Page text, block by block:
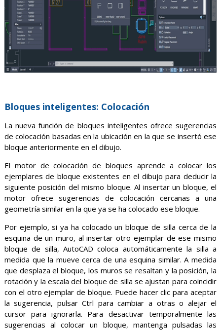
Bloques inteligentes: Colocación
La nueva función de bloques inteligentes ofrece sugerencias
de colocación basadas en la ubicación en la que se insertó ese
bloque anteriormente en el dibujo.
El motor de colocación de bloques aprende a colocar los
ejemplares de bloque existentes en el dibujo para deducir la
siguiente posición del mismo bloque. Al insertar un bloque, el
motor ofrece sugerencias de colocación cercanas a una
geometría similar en la que ya se ha colocado ese bloque.
Por ejemplo, si ya ha colocado un bloque de silla cerca de la
esquina de un muro, al insertar otro ejemplar de ese mismo
bloque de silla, AutoCAD coloca automáticamente la silla a
medida que la mueve cerca de una esquina similar. A medida
que desplaza el bloque, los muros se resaltan y la posición, la
rotación y la escala del bloque de silla se ajustan para coincidir
con el otro ejemplar de bloque. Puede hacer clic para aceptar
la sugerencia, pulsar Ctrl para cambiar a otras o alejar el
cursor para ignorarla. Para desactivar temporalmente las
sugerencias al colocar un bloque, mantenga pulsadas las